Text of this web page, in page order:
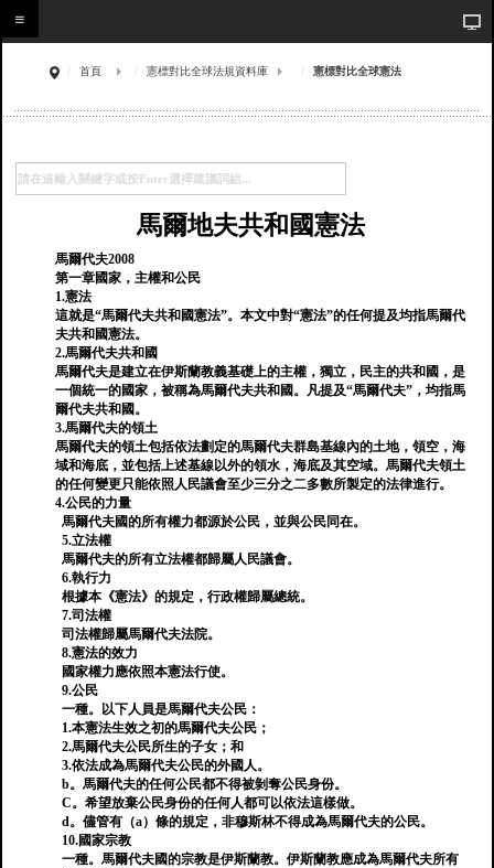
首頁 憲標對比全球法規資料庫 憲標對比全球憲法
馬爾地夫共和國憲法
馬爾代夫2008
第一章國家，主權和公民
1.憲法
這就是“馬爾代夫共和國憲法”。本文中對“憲法”的任何提及均指馬爾代
夫共和國憲法。
2.馬爾代夫共和國
馬爾代夫是建立在伊斯蘭教義基礎上的主權，獨立，民主的共和國，是
一個統一的國家，被稱為馬爾代夫共和國。凡提及“馬爾代夫”，均指馬
爾代夫共和國。
3.馬爾代夫的領土
馬爾代夫的領土包括依法劃定的馬爾代夫群島基線內的土地，領空，海
域和海底，並包括上述基線以外的領水，海底及其空域。馬爾代夫領土
的任何變更只能依照人民議會至少三分之二多數所製定的法律進行。
4.公民的力量
馬爾代夫國的所有權力都源於公民，並與公民同在。
5.立法權
馬爾代夫的所有立法權都歸屬人民議會。
6.執行力
根據本《憲法》的規定，行政權歸屬總統。
7.司法權
司法權歸屬馬爾代夫法院。
8.憲法的效力
國家權力應依照本憲法行使。
9.公民
一種。以下人員是馬爾代夫公民：
1.本憲法生效之初的馬爾代夫公民；
2.馬爾代夫公民所生的子女；和
3.依法成為馬爾代夫公民的外國人。
b。馬爾代夫的任何公民都不得被剝奪公民身份。
C。希望放棄公民身份的任何人都可以依法這樣做。
d。儘管有（a）條的規定，非穆斯林不得成為馬爾代夫的公民。
10.國家宗教
一種。馬爾代夫國的宗教是伊斯蘭教。伊斯蘭教應成為馬爾代夫所有